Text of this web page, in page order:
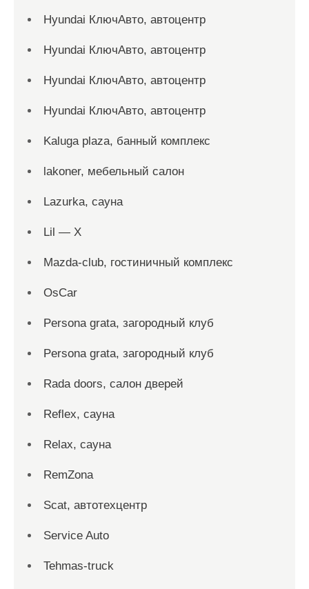
Hyundai КлючАвто, автоцентр
Hyundai КлючАвто, автоцентр
Hyundai КлючАвто, автоцентр
Hyundai КлючАвто, автоцентр
Kaluga plaza, банный комплекс
lakoner, мебельный салон
Lazurka, сауна
Lil — X
Mazda-club, гостиничный комплекс
OsCar
Persona grata, загородный клуб
Persona grata, загородный клуб
Rada doors, салон дверей
Reflex, сауна
Relax, сауна
RemZona
Scat, автотехцентр
Service Auto
Tehmas-truck